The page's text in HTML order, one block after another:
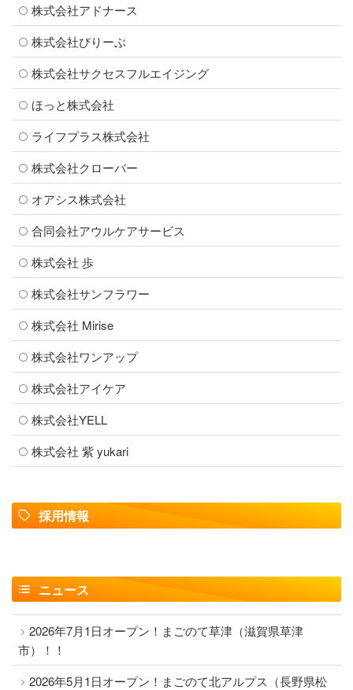
株式会社アドナース
株式会社びりーぶ
株式会社サクセスフルエイジング
ほっと株式会社
ライフプラス株式会社
株式会社クローバー
オアシス株式会社
合同会社アウルケアサービス
株式会社 歩
株式会社サンフラワー
株式会社 Mirise
株式会社ワンアップ
株式会社アイケア
株式会社YELL
株式会社 紫 yukari
採用情報
ニュース
2026年7月1日オープン！まごのて草津（滋賀県草津
市）！！
2026年5月1日オープン！まごのて北アルプス（長野県松